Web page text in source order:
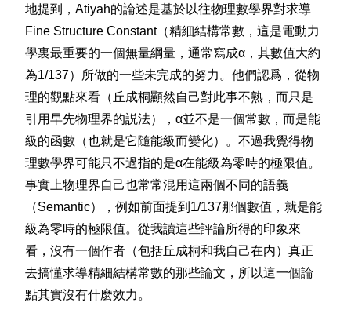
地提到，Atiyah的論述是基於以往物理數學界對求導
Fine Structure Constant（精細結構常數，這是電動力
學裏最重要的一個無量綱量，通常寫成α，其數值大約
為1/137）所做的一些未完成的努力。他們認爲，從物
理的觀點來看（丘成桐顯然自己對此事不熟，而只是
引用早先物理界的説法），α並不是一個常數，而是能
級的函數（也就是它隨能級而變化）。不過我覺得物
理數學界可能只不過指的是α在能級為零時的極限值。
事實上物理界自己也常常混用這兩個不同的語義
（Semantic），例如前面提到1/137那個數值，就是能
級為零時的極限值。從我讀這些評論所得的印象來
看，沒有一個作者（包括丘成桐和我自己在内）真正
去搞懂求導精細結構常數的那些論文，所以這一個論
點其實沒有什麽效力。